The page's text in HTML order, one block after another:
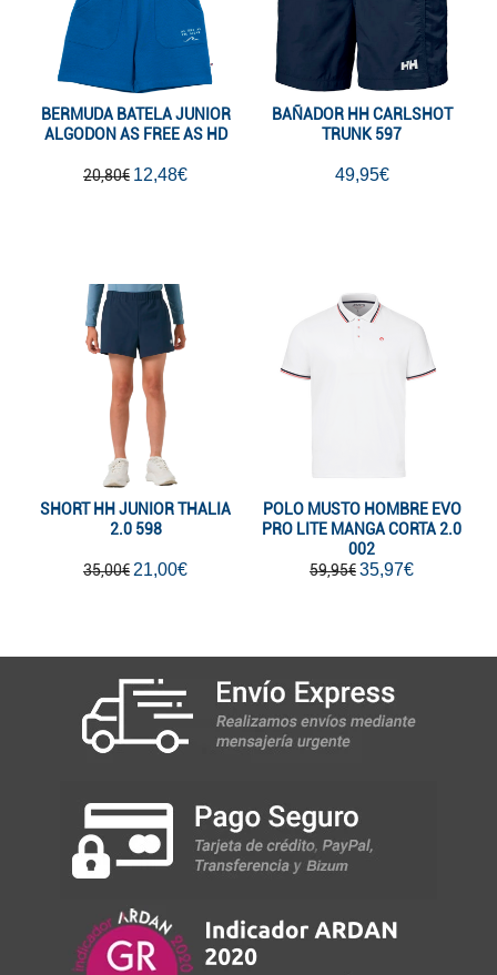
BERMUDA BATELA JUNIOR
ALGODON AS FREE AS HD
20,80€ 12,48€
BAÑADOR HH CARLSHOT
TRUNK 597
49,95€
SHORT HH JUNIOR THALIA
2.0 598
35,00€ 21,00€
POLO MUSTO HOMBRE EVO
PRO LITE MANGA CORTA 2.0
002
59,95€35,97€